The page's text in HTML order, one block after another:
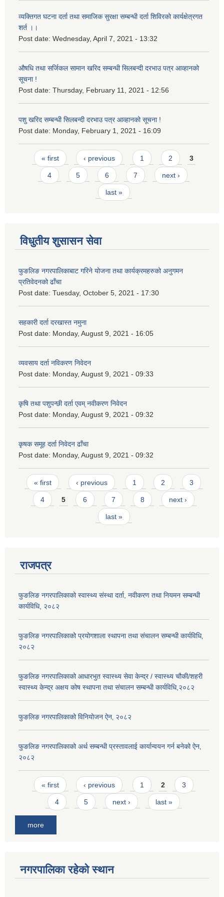
व्यक्तिगत घटना दर्ता तथा समाजिक सुरक्षा सम्बन्धी दर्ता शिविरको कार्यक्षेत्रगत
शर्त ।।
Post date: Wednesday, April 7, 2021 - 13:32
औषधि तथा सर्जिकल सामान खरिद सम्बन्धी सिलबन्दी दरभाउ पत्र आव्हानको
सूचना !
Post date: Thursday, February 11, 2021 - 12:56
पशु खरिद सम्बन्धी सिलबन्दी दरभाउ पत्र आव्हानको सूचना !
Post date: Monday, February 1, 2021 - 16:09
Pages
« first ‹ previous 1 2 3
4 5 6 7 next ›
last »
विधुतीय शुसासन सेवा
फुङलिङ नगरपालिकाबाट गरिने योजना तथा कार्यक्रमहरुको अनुगमन
प्रतिवेदनको ढाँचा
Post date: Tuesday, October 5, 2021 - 17:30
सहकारी दर्ता दरखास्त नमुना
Post date: Monday, August 9, 2021 - 16:05
व्यवसाय दर्ता नविकरण निवेदन
Post date: Monday, August 9, 2021 - 09:33
कृषि तथा पशुपन्छी दर्ता एवम् नवीकरण निवेदन
Post date: Monday, August 9, 2021 - 09:32
कृषक समूह दर्ता निवेदन ढाँचा
Post date: Monday, August 9, 2021 - 09:32
Pages
« first ‹ previous 1 2 3
4 5 6 7 8 next ›
last »
राजपत्र
फुङलिङ नगरपालिकाको स्वास्थ्य संस्था दर्ता, नवीकरण तथा नियमन सम्बन्धी
कार्यविधि, २०८२
फुङलिङ नगरपालिकाको प्रयोगशाला स्थापना तथा संचालन सम्बन्धी कार्यविधि‚
२०८२
फुङलिङ नगरपालिकाको आधारभुत स्वास्थ्य सेवा केन्द्र / स्वास्थ्य चौकी/शहरी
स्वास्थ्य केन्द्र अक्षय कोष स्थापना तथा संचालन सम्बन्धी कार्यविधि,२०८२
फुङलिङ नगरपालिकाको विनियोजन ऐन‚ २०८२
फुङलिङ नगरपालिकाको अर्थ सम्बन्धी प्रस्तावलाई कार्यान्वयन गर्न बनेको ऐन‚
२०८२
Pages
« first ‹ previous 1 2 3
4 5 next › last »
more
नगरपालिका रहेको स्थान